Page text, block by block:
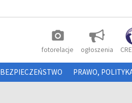
photo_camera
fotorelacje ogłoszenia
BEZPIECZEŃSTWO PRAWO,